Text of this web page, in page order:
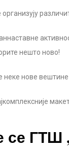
нешто ново!
неке нове
се ГТШ